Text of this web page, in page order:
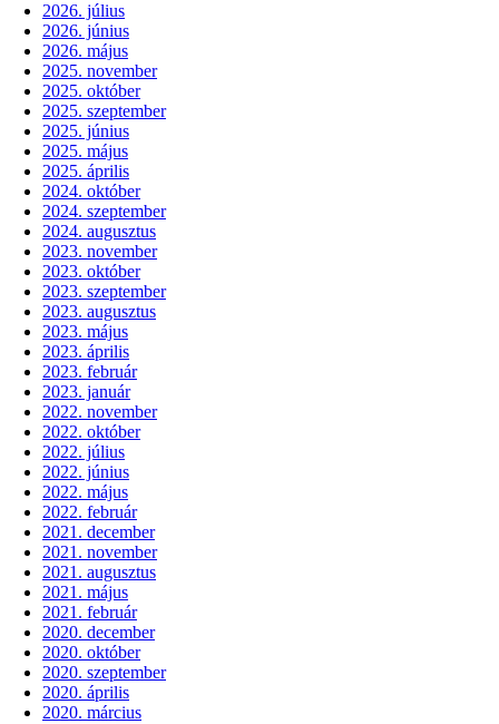
2026. július
2026. június
2026. május
2025. november
2025. október
2025. szeptember
2025. június
2025. május
2025. április
2024. október
2024. szeptember
2024. augusztus
2023. november
2023. október
2023. szeptember
2023. augusztus
2023. május
2023. április
2023. február
2023. január
2022. november
2022. október
2022. július
2022. június
2022. május
2022. február
2021. december
2021. november
2021. augusztus
2021. május
2021. február
2020. december
2020. október
2020. szeptember
2020. április
2020. március